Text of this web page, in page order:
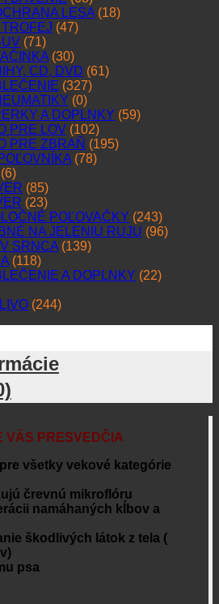
LESA (18)
(47)
(71)
(30)
CD, DVD (61)
(327)
(0)
A DOPLNKY (59)
PRE LOV (102)
PRE ZBRAŇ (195)
(78)
(6)
(85)
(23)
POĽOVAČKY (243)
NA JELENIU RUJU (96)
SRNCA (139)
(118)
A DOPLNKY (22)
(244)
VÁS PRESVEDČIA
všetky vekové kategórie
črevnú mikroflóru
namáhaných kĺbov a
škodlivých látok z tela (
psa